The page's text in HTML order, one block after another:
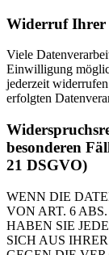
Widerruf Ihrer
Viele
Einwilligung
jederzeit
erfolgten
besonderen
21 DSGVO)
WENN DIE
VON ART. 6
HABEN SIE
SICH AUS